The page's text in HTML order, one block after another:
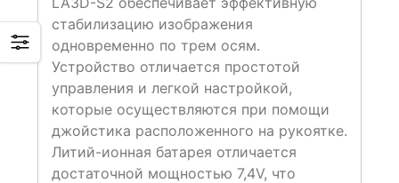
стабилизацию изображения
одновременно по трем осям.
Устройство отличается простотой
управления и легкой настройкой,
которые осуществляются при помощи
джойстика расположенного на рукоятке.
Литий-ионная батарея отличается
достаточной мощностью 7,4V, что